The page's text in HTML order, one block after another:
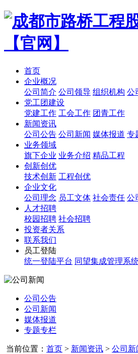
首页
企业概况
公司简介 公司领导 组织机构 公
党工团建设
党建工作 工会工作 团青工作
新闻资讯
公司公告 公司新闻 媒体报道 专
业务领域
旗下企业 业务介绍 精品工程
创新创优
技术创新 工程创优
企业文化
公司理念 员工文体 社会责任 公
人才招聘
校园招聘 社会招聘
投资者关系
联系我们
员工登陆
统一登陆平台 同望集成管理系
公司公告
公司新闻
媒体报道
专题专栏
当前位置： 首页 > 新闻资讯 > 公司新